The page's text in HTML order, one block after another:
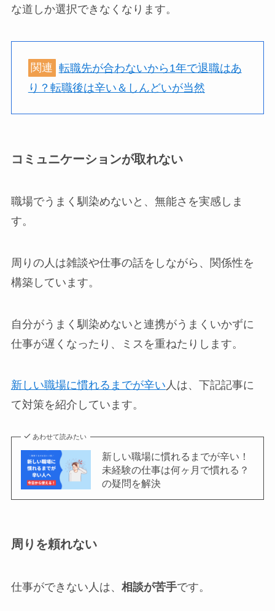
な道しか選択できなくなります。
関連 転職先が合わないから1年で退職はあ
り？転職後は辛い＆しんどいが当然
コミュニケーションが取れない
職場でうまく馴染めないと、無能さを実感しま
す。
周りの人は雑談や仕事の話をしながら、関係性を
構築しています。
自分がうまく馴染めないと連携がうまくいかずに
仕事が遅くなったり、ミスを重ねたりします。
新しい職場に慣れるまでが辛い 人は、下記記事に
て対策を紹介しています。
あわせて読みたい
新しい職場に慣れるまでが辛い！
未経験の仕事は何ヶ月で慣れる？
の疑問を解決
周りを頼れない
仕事ができない人は、 相談が苦手です。